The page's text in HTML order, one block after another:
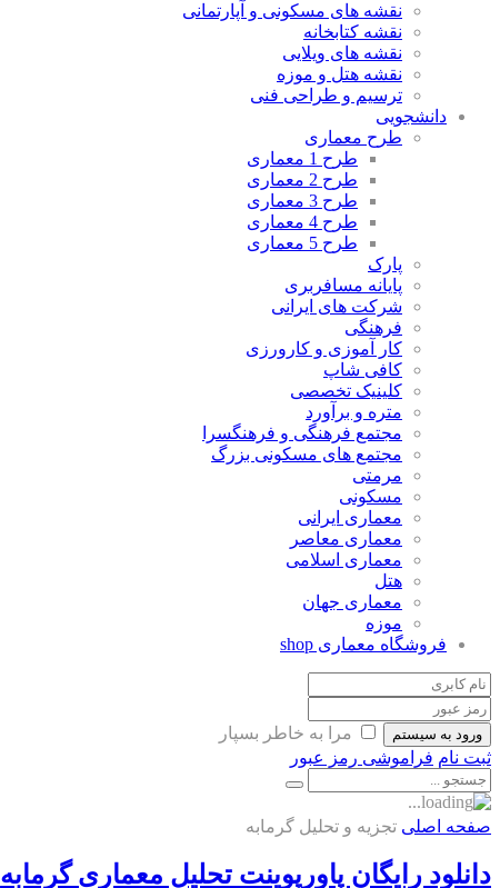
نقشه های مسکونی و آپارتمانی
نقشه کتابخانه
نقشه های ویلایی
نقشه هتل و موزه
ترسیم و طراحی فنی
دانشجویی
طرح معماری
طرح 1 معماری
طرح 2 معماری
طرح 3 معماری
طرح 4 معماری
طرح 5 معماری
پارک
پایانه مسافربری
شرکت های ایرانی
فرهنگی
کار آموزی و کارورزی
کافی شاپ
کلینیک تخصصی
متره و برآورد
مجتمع فرهنگی و فرهنگسرا
مجتمع های مسکونی بزرگ
مرمتی
مسکونی
معماری ایرانی
معماری معاصر
معماری اسلامی
هتل
معماری جهان
موزه
فروشگاه معماری shop
ورود به سیستم
مرا به خاطر بسپار
ثبت نام فراموشی رمز عبور
صفحه اصلی تجزیه و تحلیل گرمابه
دانلود رایگان پاورپوینت تحلیل معماری گرمابه